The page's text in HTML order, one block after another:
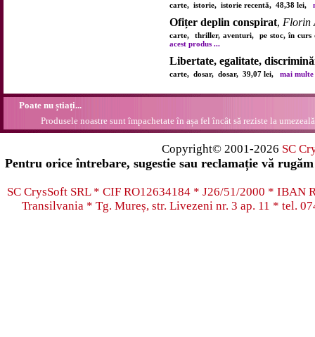
carte, istorie, istorie recentă, 48,38 lei,
Ofițer deplin conspirat, Florin
carte, thriller, aventuri, pe stoc, în
acest produs ...
Libertate, egalitate,
carte, dosar, dosar, 39,07 lei, mai
Poate nu știați...
Produsele noastre sunt împachetate în așa fel încât să reziste la
Copyright© 2001-2026 SC
Pentru orice întrebare, sugestie sau reclamație vă
SC CrysSoft SRL * CIF RO12634184 * J26/51/2000 * IBAN
Transilvania * Tg. Mureș, str. Livezeni nr. 3 ap. 11 * tel.